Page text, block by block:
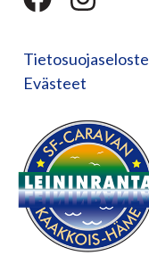
Tietosuojaseloste
Evästeet